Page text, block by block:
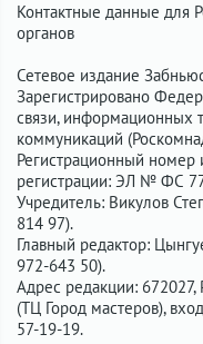
Контактные данные для
органов
Сетевое издание
Зарегистрировано
связи, информационных
коммуникаций
Регистрационный номер
регистрации: ЭЛ № ФС
Учредитель: Викулов
814 97).
Главный редактор:
972-643 50).
Адрес редакции: 672027,
(ТЦ Город мастеров),
57-19-19.